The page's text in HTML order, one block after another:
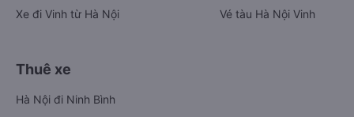
Xe đi Vinh từ Hà Nội
Vé tàu Hà Nội Vinh
Thuê xe
Hà Nội đi Ninh Bình